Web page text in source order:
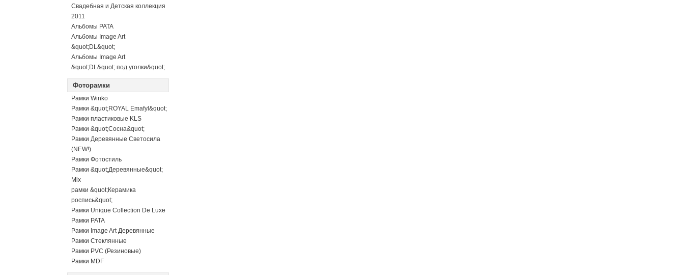
Свадебная и Детская коллекция
2011
Альбомы PATA
Альбомы Image Art
&quot;DL&quot;
Альбомы Image Art
&quot;DL&quot; под уголки&quot;
Фоторамки
Рамки Winko
Рамки &quot;ROYAL Emafyl&quot;
Рамки пластиковые KLS
Рамки &quot;Сосна&quot;
Рамки Деревянные Светосила
(NEW!)
Рамки Фотостиль
Рамки &quot;Деревянные&quot;
Mix
рамки &quot;Керамика
роспись&quot;
Рамки Unique Collection De Luxe
Рамки PATA
Рамки Image Art Деревянные
Рамки Стеклянные
Рамки PVC (Резиновые)
Рамки MDF